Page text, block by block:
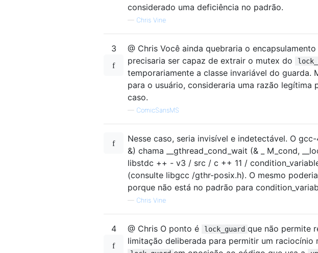
considerado uma deficiência no padrão.
— Chris Vine
3
@ Chris Você ainda quebraria o
precisaria ser capaz de extrair o mutex do
temporariamente a classe invariável do guarda.
para o usuário, consideraria uma razão legítima
caso.
— ComicSansMS
Nesse caso, seria invisível e indetectável. O
&) chama __gthread_cond_wait (& _ M_cond,
libstdc ++ - v3 / src / c ++ 11 /
(consulte libgcc /gthr-posix.h). O mesmo
porque não está no padrão para
— Chris Vine
4 @ Chris O ponto é lock_guard que não permite
limitação deliberada para permitir um raciocínio